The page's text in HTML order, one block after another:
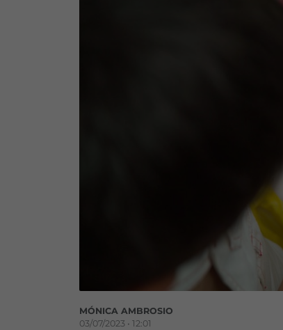
MÓNICA AMBROSIO
03/07/2023 • 12:01